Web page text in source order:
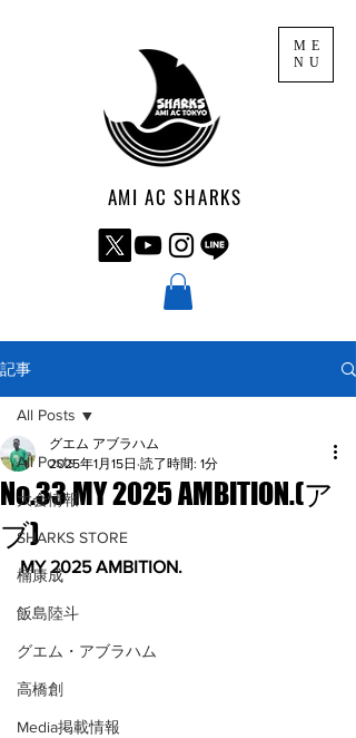
ME
NU
AMI AC SHARKS
記事
All Posts
大会情報
SHARKS STORE
楠康成
飯島陸斗
グエム・アブラハム
高橋創
Media掲載情報
All Posts
No.33 MY 2025 AMBITION.(ア
ブ)
グエム アブラハム
2025年1月15日 読了時間: 1分
MY 2025 AMBITION.